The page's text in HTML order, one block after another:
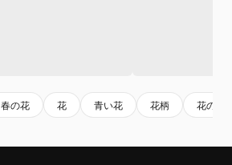
春の花 花 青い花 花柄 花の季